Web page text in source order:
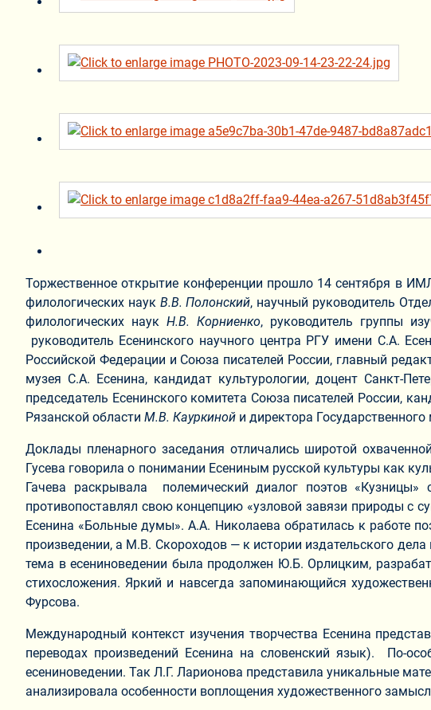
Торжественное открытие конференции прошло 14 сентября в
филологических наук В.В. Полонский, научный руководитель
филологических наук Н.В. Корниенко, руководитель группы
руководитель Есенинского научного центра РГУ имени С.А.
Российской Федерации и Союза писателей России, главный
музея С.А. Есенина, кандидат культурологии, доцент Санкт-
председатель Есенинского комитета Союза писателей России,
Рязанской области М.В. Кауркиной и директора
Доклады пленарного заседания отличались широтой
Гусева говорила о понимании Есениным русской культуры как
Гачева раскрывала полемический диалог поэтов
противопоставлял свою концепцию «узловой завязи природы с
Есенина «Больные думы». А.А. Николаева обратилась к работе
произведении, а М.В. Скороходов — к истории издательского
тема в есениноведении была продолжен Ю.Б. Орлицким,
стихосложения. Яркий и навсегда запоминающийся
Фурсова.
Международный контекст изучения творчества Есенина
переводах произведений Есенина на словенский язык). По-
есениноведении. Так Л.Г. Ларионова представила уникальные
анализировала особенности воплощения художественного